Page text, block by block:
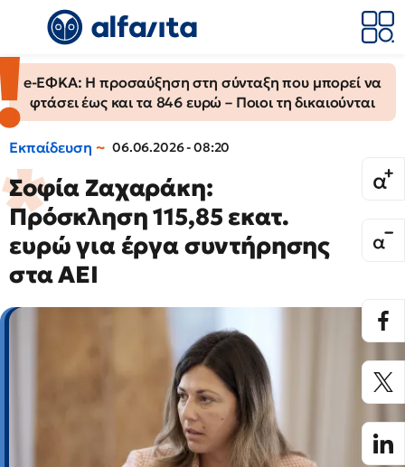
e-ΕΦΚΑ: Η προσαύξηση στη σύνταξη που μπορεί να
φτάσει έως και τα 846 ευρώ – Ποιοι τη δικαιούνται
Εκπαίδευση 06.06.2026 - 08:20
Σοφία Ζαχαράκη:
Πρόσκληση 115,85 εκατ.
ευρώ για έργα συντήρησης
στα ΑΕΙ